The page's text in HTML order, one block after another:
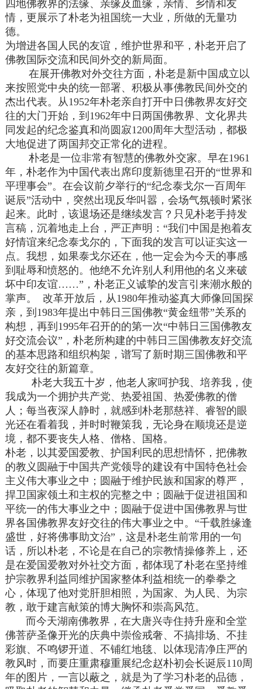
四地佛教界的法缘、亲缘及血缘，亲情、乡情和友
情，更展示了朴老为祖国统一大业，所做的无量功
德。
为增进各国人民的友谊，维护世界和平，朴老开启了
佛教国际交流和民间外交的新局面。
在展开佛教对外交往方面，朴老是新中国成立以
来按照党中央的统一部署、积极从事佛教民间外交的
杰出代表。从1952年朴老亲自打开中日佛教界友好交
往的大门开始，到1962年中日两国佛教界、文化界共
同发起的纪念鉴真和尚圆寂1200周年大型活动，都极
大地促进了两国邦交正常化的进程。
朴老是一位非常有智慧的佛教外交家。早在1961
年，朴老作为中国代表出席印度新德里召开的“世界和
平理事会”。在会议前夕举行的“纪念泰戈尔一百周年
诞辰”活动中，突然出现反华叫嚣，会场气氛顿时紧张
起来。此时，该退场还是继续发言？只见朴老手持发
言稿，沉着地走上台，严正声明：“我们中国是抱着友
好情谊来纪念泰戈尔的，下面我的发言可以证实这一
点。我想，如果泰戈尔还在，他一定会为今天的事感
到耻辱和愤怒的。他绝不允许别人利用他的名义来破
坏中印友谊……”，朴老正义诚挚的发言引来潮水般的
掌声。 改革开放后，从1980年推动鉴真大师像回国探
亲，到1983年提出中韩日三国佛教“黄金纽带”关系的
构想，再到1995年召开的的第一次“中韩日三国佛教友
好交流会议”，朴老所构建的中韩日三国佛教友好交流
的基本思路和组织构架，谱写了新时期三国佛教和平
友好交往的新篇章。
朴老大我五十岁，他老人家呵护我、培养我，使
我成为一个拥护共产党、热爱祖国、热爱佛教的僧
人；每当夜深人静时，就感到朴老那慈祥、睿智的眼
光还在看着我，并时时鞭策我，无论身在顺境还是逆
境，都不要丧失人格、僧格、国格。
朴老，以其爱国爱教、护国利民的思想情怀，把佛教
的教义圆融于中国共产党领导的建设有中国特色社会
主义伟大事业之中；圆融于维护民族和国家的尊严，
捍卫国家领土和主权的完整之中；圆融于促进祖国和
平统一的伟大事业之中；圆融于促进中国佛教界与世
界各国佛教界友好交往的伟大事业之中。“千载胜缘逢
盛世，好将佛事助文治”，这是朴老生前常用的一句
话，所以朴老，不论是在自己的宗教情操修养上，还
是在爱国爱教对外社交方面，都体现了朴老在坚持维
护宗教界利益同维护国家整体利益相统一的拳拳之
心，体现了他对党肝胆相照，为国家、为人民、为宗
教，敢于建言献策的博大胸怀和崇高风范。
而今天湖南佛教界，在大唐兴寺住持升座和全堂
佛菩萨圣像开光的庆典中崇俭戒奢、不搞排场、不挂
彩旗、不鸣锣开道、不铺红地毯、以体现清净庄严的
教风时，而要庄重肃穆重展纪念赵朴初会长诞辰110周
年的图片，一言以蔽之，就是为了学习朴老的品德，